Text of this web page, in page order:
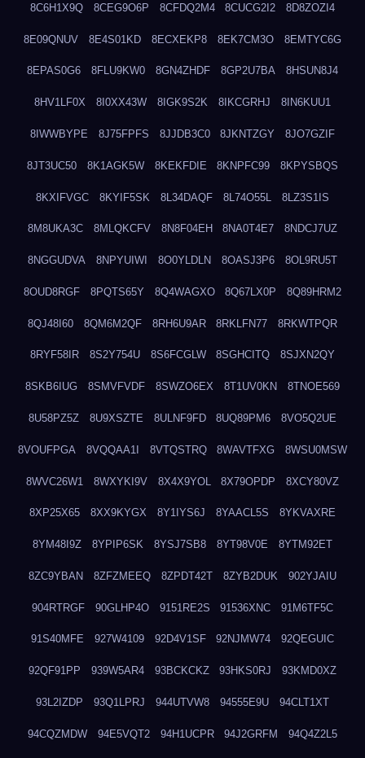
8C6H1X9Q 8CEG9O6P 8CFDQ2M4 8CUCG2I2 8D8ZOZI4
8E09QNUV 8E4S01KD 8ECXEKP8 8EK7CM3O 8EMTYC6G
8EPAS0G6 8FLU9KW0 8GN4ZHDF 8GP2U7BA 8HSUN8J4
8HV1LF0X 8I0XX43W 8IGK9S2K 8IKCGRHJ 8IN6KUU1
8IWWBYPE 8J75FPFS 8JJDB3C0 8JKNTZGY 8JO7GZIF
8JT3UC50 8K1AGK5W 8KEKFDIE 8KNPFC99 8KPYSBQS
8KXIFVGC 8KYIF5SK 8L34DAQF 8L74O55L 8LZ3S1IS
8M8UKA3C 8MLQKCFV 8N8F04EH 8NA0T4E7 8NDCJ7UZ
8NGGUDVA 8NPYUIWI 8O0YLDLN 8OASJ3P6 8OL9RU5T
8OUD8RGF 8PQTS65Y 8Q4WAGXO 8Q67LX0P 8Q89HRM2
8QJ48I60 8QM6M2QF 8RH6U9AR 8RKLFN77 8RKWTPQR
8RYF58IR 8S2Y754U 8S6FCGLW 8SGHCITQ 8SJXN2QY
8SKB6IUG 8SMVFVDF 8SWZO6EX 8T1UV0KN 8TNOE569
8U58PZ5Z 8U9XSZTE 8ULNF9FD 8UQ89PM6 8VO5Q2UE
8VOUFPGA 8VQQAA1I 8VTQSTRQ 8WAVTFXG 8WSU0MSW
8WVC26W1 8WXYKI9V 8X4X9YOL 8X79OPDP 8XCY80VZ
8XP25X65 8XX9KYGX 8Y1IYS6J 8YAACL5S 8YKVAXRE
8YM48I9Z 8YPIP6SK 8YSJ7SB8 8YT98V0E 8YTM92ET
8ZC9YBAN 8ZFZMEEQ 8ZPDT42T 8ZYB2DUK 902YJAIU
904RTRGF 90GLHP4O 9151RE2S 91536XNC 91M6TF5C
91S40MFE 927W4109 92D4V1SF 92NJMW74 92QEGUIC
92QF91PP 939W5AR4 93BCKCKZ 93HKS0RJ 93KMD0XZ
93L2IZDP 93Q1LPRJ 944UTVW8 94555E9U 94CLT1XT
94CQZMDW 94E5VQT2 94H1UCPR 94J2GRFM 94Q4Z2L5